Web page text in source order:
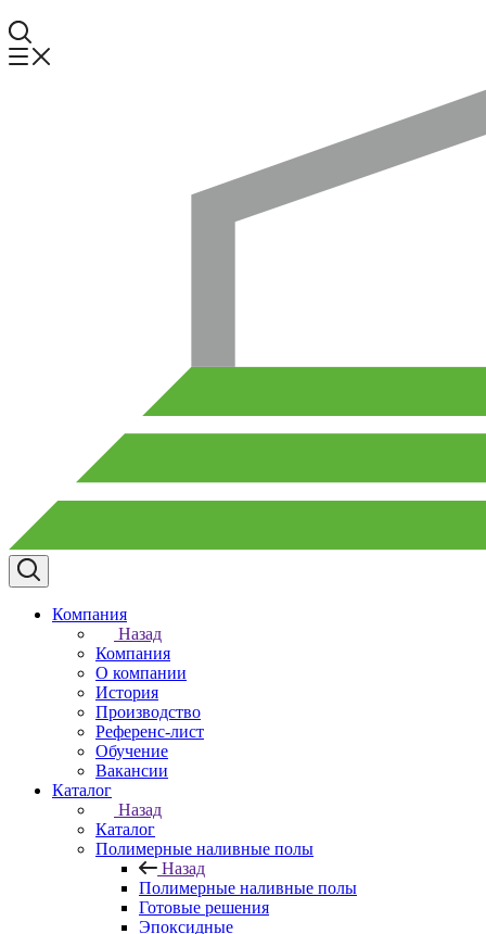
Компания
Назад
Компания
О компании
История
Производство
Референс-лист
Обучение
Вакансии
Каталог
Назад
Каталог
Полимерные наливные полы
Назад
Полимерные наливные полы
Готовые решения
Эпоксидные